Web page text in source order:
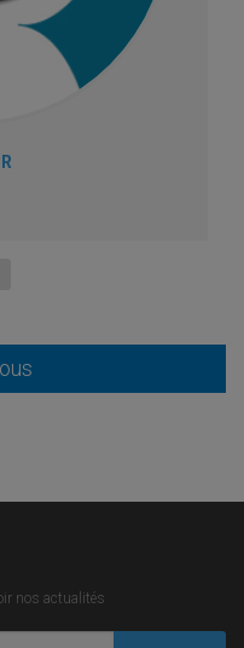
nos actualités